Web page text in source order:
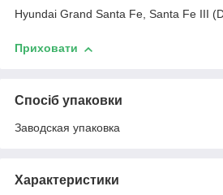
Hyundai Grand Santa Fe, Santa Fe III
Приховати
Спосіб упаковки
Заводская упаковка
Характеристики